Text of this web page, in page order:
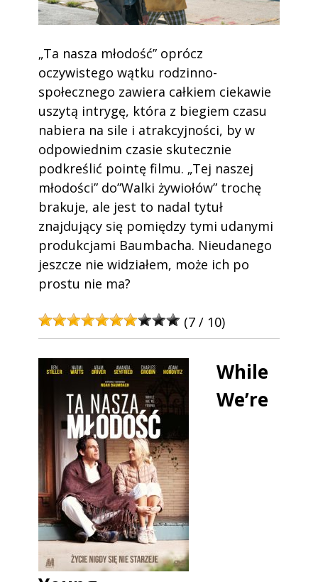
„Ta nasza młodość” oprócz
oczywistego wątku rodzinno-
społecznego zawiera całkiem ciekawie
uszytą intrygę, która z biegiem czasu
nabiera na sile i atrakcyjności, by w
odpowiednim czasie skutecznie
podkreślić pointę filmu. „Tej naszej
młodości” do”Walki żywiołów” trochę
brakuje, ale jest to nadal tytuł
znajdujący się pomiędzy tymi udanymi
produkcjami Baumbacha. Nieudanego
jeszcze nie widziałem, może ich po
prostu nie ma?
(7 / 10)
While
We’re